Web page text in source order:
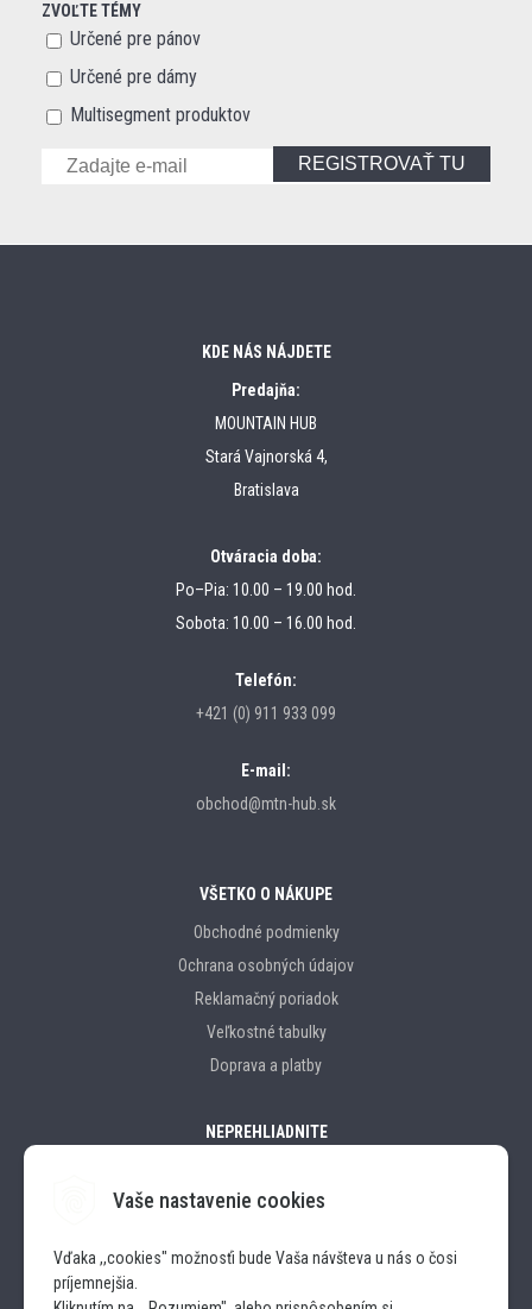
Vaše nastavenie cookies
Vďaka ,,cookies" možnosťi bude Vaša návšteva u nás o čosi
príjemnejšia.
ZVOĽTE TÉMY
Určené pre pánov
Určené pre dámy
Multisegment produktov
REGISTROVAŤ TU
KDE NÁS NÁJDETE
Predajňa:
MOUNTAIN HUB
Stará Vajnorská 4,
Bratislava
Otváracia doba:
Po–Pia: 10.00 – 19.00 hod.
Sobota: 10.00 – 16.00 hod.
Telefón:
+421 (0) 911 933 099
E-mail:
obchod@mtn-hub.sk
VŠETKO O NÁKUPE
Obchodné podmienky
Ochrana osobných údajov
Reklamačný poriadok
Veľkostné tabulky
Doprava a platby
NEPREHLIADNITE